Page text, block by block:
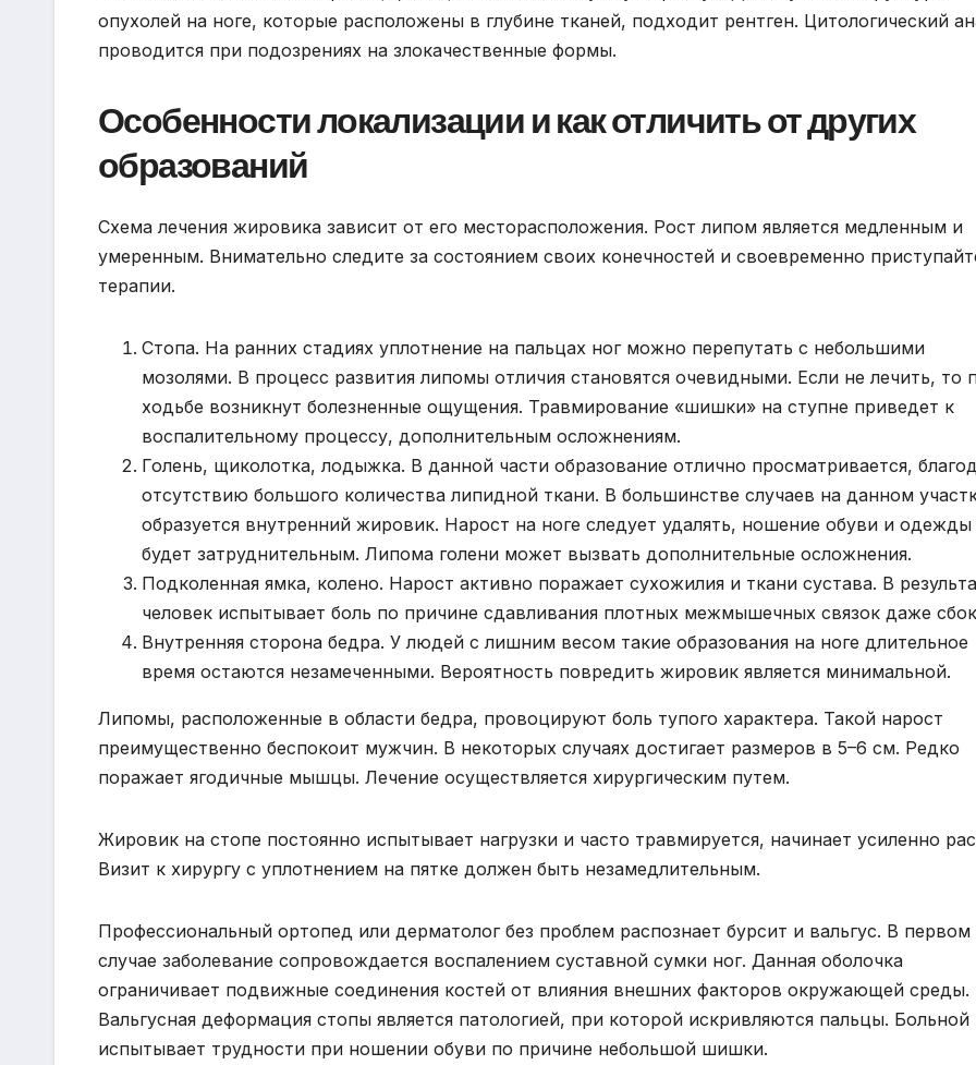
опухолей на ноге, которые расположены в глубине тканей, подходит рентген. Цитологический
проводится при подозрениях на злокачественные формы.
Особенности локализации и как отличить от других
образований
Схема лечения жировика зависит от его месторасположения. Рост липом является медленным и
умеренным. Внимательно следите за состоянием своих конечностей и своевременно
терапии.
Стопа. На ранних стадиях уплотнение на пальцах ног можно перепутать с небольшими
мозолями. В процесс развития липомы отличия становятся очевидными. Если не лечить, то
ходьбе возникнут болезненные ощущения. Травмирование «шишки» на ступне приведет к
воспалительному процессу, дополнительным осложнениям.
Голень, щиколотка, лодыжка. В данной части образование отлично просматривается,
отсутствию большого количества липидной ткани. В большинстве случаев на данном
образуется внутренний жировик. Нарост на ноге следует удалять, ношение обуви и одежды
будет затруднительным. Липома голени может вызвать дополнительные осложнения.
Подколенная ямка, колено. Нарост активно поражает сухожилия и ткани сустава. В
человек испытывает боль по причине сдавливания плотных межмышечных связок даже
Внутренняя сторона бедра. У людей с лишним весом такие образования на ноге длительное
время остаются незамеченными. Вероятность повредить жировик является минимальной.
Липомы, расположенные в области бедра, провоцируют боль тупого характера. Такой нарост
преимущественно беспокоит мужчин. В некоторых случаях достигает размеров в 5–6 см. Редко
поражает ягодичные мышцы. Лечение осуществляется хирургическим путем.
Жировик на стопе постоянно испытывает нагрузки и часто травмируется, начинает усиленно
Визит к хирургу с уплотнением на пятке должен быть незамедлительным.
Профессиональный ортопед или дерматолог без проблем распознает бурсит и вальгус. В первом
случае заболевание сопровождается воспалением суставной сумки ног. Данная оболочка
ограничивает подвижные соединения костей от влияния внешних факторов окружающей среды.
Вальгусная деформация стопы является патологией, при которой искривляются пальцы. Больной
испытывает трудности при ношении обуви по причине небольшой шишки.